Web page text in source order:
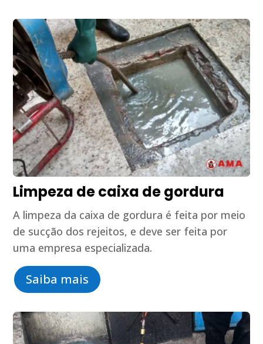
Limpeza de caixa de gordura
A limpeza da caixa de gordura é feita por meio
de sucção dos rejeitos, e deve ser feita por
uma empresa especializada.
Saiba mais